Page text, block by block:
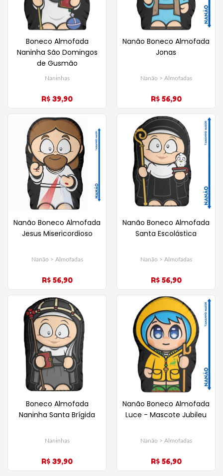
Boneco Almofada
Naninha São Domingos
de Gusmão
Naninhas
R$ 39,90
Nanão Boneco Almofada
Jonas
Nanão > Almofadas
R$ 56,90
Nanão Boneco Almofada
Jesus Misericordioso
Nanão > Almofadas
R$ 56,90
Nanão Boneco Almofada
Santa Escolástica
Nanão > Almofadas
R$ 56,90
Boneco Almofada
Naninha Santa Brígida
Naninhas
R$ 39,90
Nanão Boneco Almofada
Luce - Mascote Jubileu
Nanão > Almofadas
R$ 56,90